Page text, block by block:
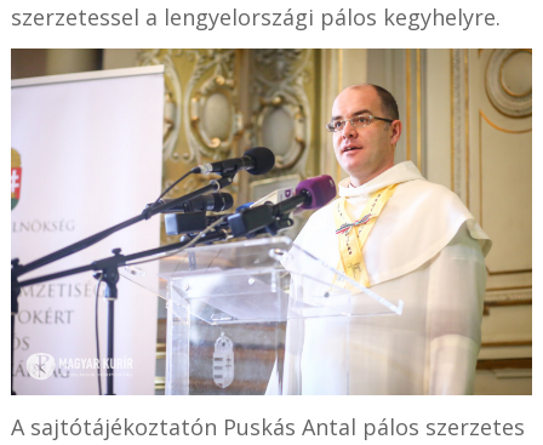
szerzetessel a lengyelországi pálos kegyhelyre.
A sajtótájékoztatón Puskás Antal pálos szerzetes